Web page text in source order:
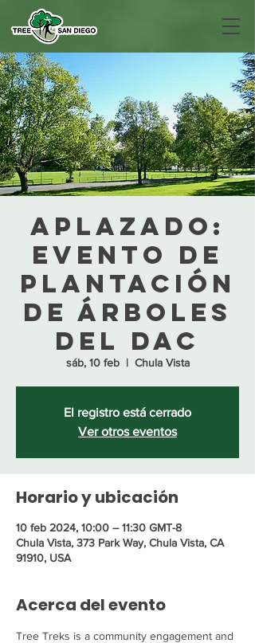
APLAZADO:
Evento de
plantación
de árboles
del DAC
sáb, 10 feb
  |
Chula Vista
El registro está cerrado
Ver otros eventos
Horario y ubicación
10 feb 2024, 10:00 – 11:30 GMT-8
Chula Vista, 373 Park Way, Chula Vista, CA
91910, USA
Acerca del evento
Tree Treks is a community engagement and